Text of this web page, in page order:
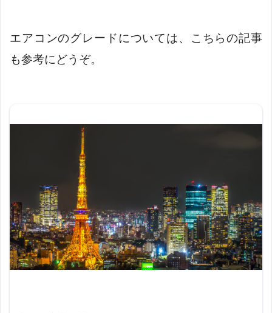
エアコンのグレードについては、こちらの記事
も参考にどうぞ。